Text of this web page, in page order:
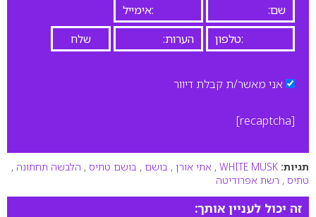
אני מאשר/ת קבלת דיוור
[recaptcha]
תגיות: WHITE MUSK
, אתי אורן , בושם , בושם טתיס , הלבשה תחתונה ,
טתיס , רשת אפרודיטה
זה יכול לעניין אותך: